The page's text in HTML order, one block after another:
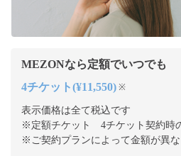
MEZONなら定額でいつでも
4チケット(¥11,550) ※
表示価格は全て税込です
※定額チケット 4チケット契約時
※ご契約プランによって金額が異